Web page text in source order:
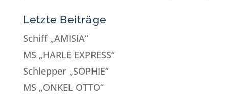
Letzte Beiträge
Schiff „AMISIA“
MS „HARLE EXPRESS“
Schlepper „SOPHIE“
MS „ONKEL OTTO“